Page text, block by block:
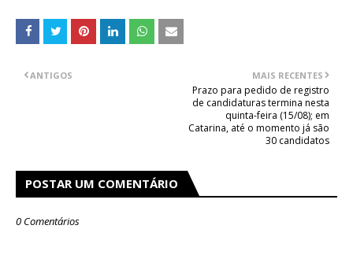
MAIS RECENTES
Prazo para pedido de registro
de candidaturas termina nesta
quinta-feira (15/08); em
Catarina, até o momento já são
30 candidatos
ANTIGOS
POSTAR UM COMENTÁRIO
0 Comentários